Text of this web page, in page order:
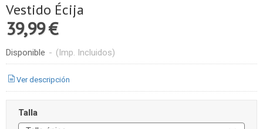
Vestido Écija
39,99 €
Disponible - (Imp. Incluidos)
Ver descripción
Talla